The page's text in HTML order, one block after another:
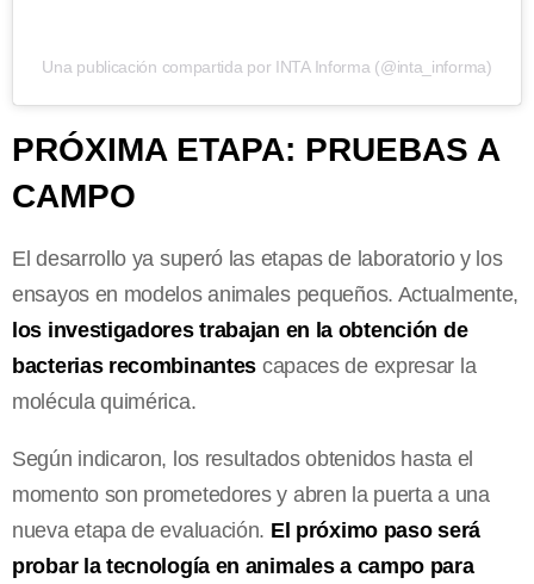
Una publicación compartida por INTA Informa (@inta_informa)
PRÓXIMA ETAPA: PRUEBAS A
CAMPO
El desarrollo ya superó las etapas de laboratorio y los
ensayos en modelos animales pequeños. Actualmente,
los investigadores trabajan en la obtención de
bacterias recombinantes capaces de expresar la
molécula quimérica.
Según indicaron, los resultados obtenidos hasta el
momento son prometedores y abren la puerta a una
nueva etapa de evaluación. El próximo paso será
probar la tecnología en animales a campo para